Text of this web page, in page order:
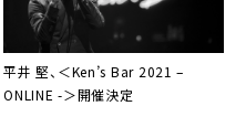
平井 堅、＜Ken’s Bar 2021 –
ONLINE -＞開催決定